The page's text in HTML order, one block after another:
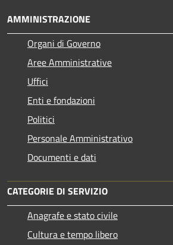
AMMINISTRAZIONE
Organi di Governo
Aree Amministrative
Uffici
Enti e fondazioni
Politici
Personale Amministrativo
Documenti e dati
CATEGORIE DI SERVIZIO
Anagrafe e stato civile
Cultura e tempo libero